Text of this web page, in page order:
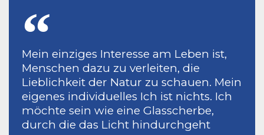
“
Mein einziges Interesse am Leben ist,
Menschen dazu zu verleiten, die
Lieblichkeit der Natur zu schauen. Mein
eigenes individuelles Ich ist nichts. Ich
möchte sein wie eine Glasscherbe,
durch die das Licht hindurchgeht